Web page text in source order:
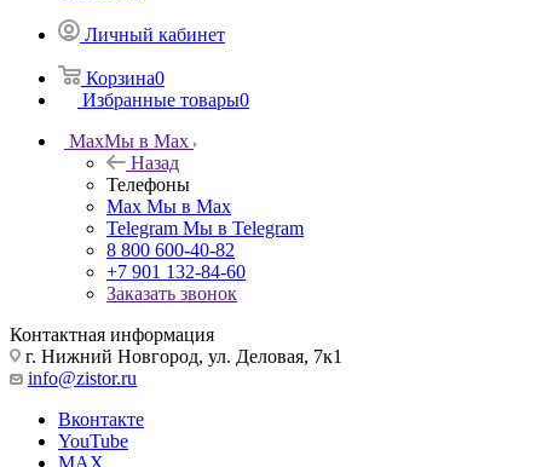
Личный кабинет
Корзина0
Избранные товары0
MaxМы в Max
Назад
Телефоны
Max Мы в Max
Telegram Мы в Telegram
8 800 600-40-82
+7 901 132-84-60
Заказать звонок
Контактная информация
г. Нижний Новгород, ул. Деловая, 7к1
info@zistor.ru
Вконтакте
YouTube
MAX